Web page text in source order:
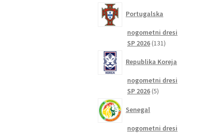
Portugalska
nogometni dresi
SP 2026 131131
Republika Koreja
nogometni dresi
SP 2026 55
Senegal
nogometni dresi